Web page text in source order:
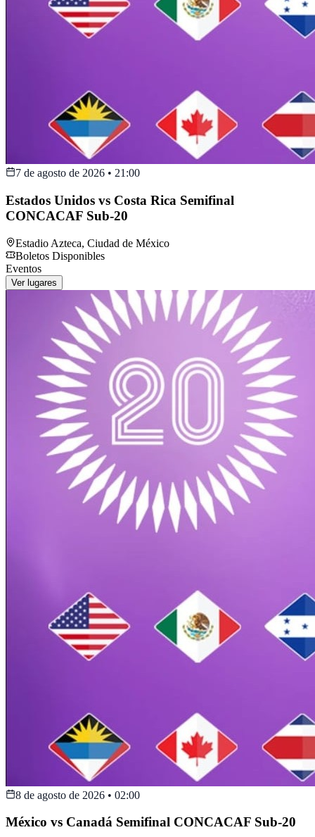
7 de agosto de 2026 • 21:00
Estados Unidos vs Costa Rica Semifinal
CONCACAF Sub-20
Estadio Azteca, Ciudad de México
Boletos Disponibles
Eventos
Ver lugares
8 de agosto de 2026 • 02:00
México vs Canadá Semifinal CONCACAF Sub-20